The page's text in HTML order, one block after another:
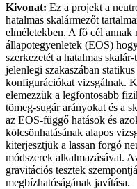
Kivonat: Ez a projekt a
hatalmas skalármezőt
elméletekben. A fő cél annak
állapotegyenletek (EOS)
szerkezetét a hatalmas
jelenlegi szakaszában
konfigurációkat vizsgálnak.
elemezzük a legfontosabb
tömeg-sugár arányokat és a
az EOS-függő hatások és
kölcsönhatásának alapos
kiterjesztjük a lassan forgó
módszerek alkalmazásával.
gravitációs tesztek
megbízhatóságának javítása.